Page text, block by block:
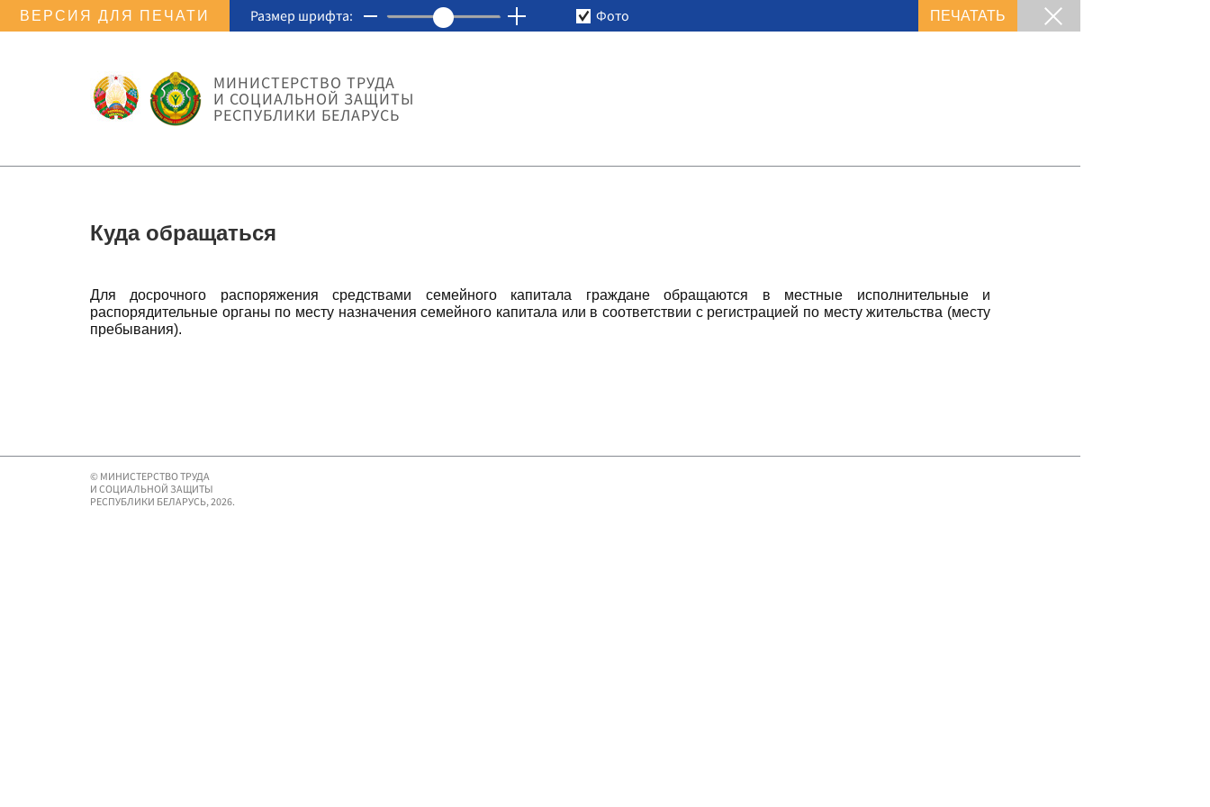
ВЕРСИЯ ДЛЯ ПЕЧАТИ Размер шрифта: Фото ПЕЧАТАТЬ
МИНИСТЕРСТВО ТРУДА
И СОЦИАЛЬНОЙ ЗАЩИТЫ
РЕСПУБЛИКИ БЕЛАРУСЬ
Куда обращаться
Для досрочного распоряжения средствами семейного капитала граждане обращаются в местные исполнительные и
распорядительные органы по месту назначения семейного капитала или в соответствии с регистрацией по месту жительства (месту
пребывания).
© МИНИСТЕРСТВО ТРУДА
И СОЦИАЛЬНОЙ ЗАЩИТЫ
РЕСПУБЛИКИ БЕЛАРУСЬ, 2026.